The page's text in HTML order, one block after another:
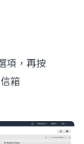
項，再按
箱